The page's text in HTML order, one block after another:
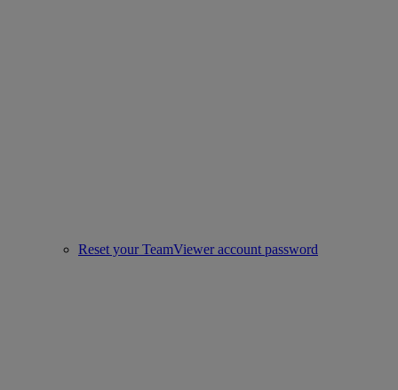
Reset your TeamViewer account password